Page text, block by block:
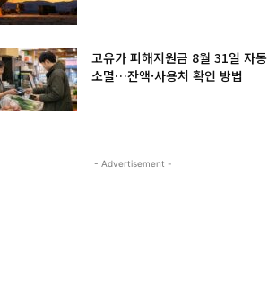
고유가 피해지원금 8월 31일 자동
소멸…잔액·사용처 확인 방법
- Advertisement -